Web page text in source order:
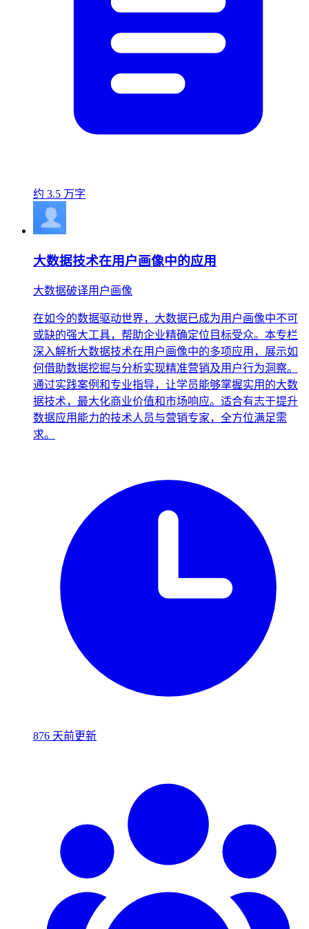
约 3.5 万字
大数据技术在用户画像中的应用
大数据破译用户画像
在如今的数据驱动世界，大数据已成为用户画像中不可
或缺的强大工具，帮助企业精确定位目标受众。本专栏
深入解析大数据技术在用户画像中的多项应用，展示如
何借助数据挖掘与分析实现精准营销及用户行为洞察。
通过实践案例和专业指导，让学员能够掌握实用的大数
据技术，最大化商业价值和市场响应。适合有志于提升
数据应用能力的技术人员与营销专家，全方位满足需
求。
876 天前更新